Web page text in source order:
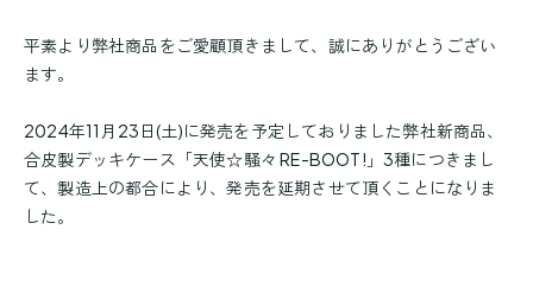
平素より弊社商品をご愛顧頂きまして、誠にありがとうござい
ます。
2024年11月23日(土)に発売を予定しておりました弊社新商品、
合皮製デッキケース「天使☆騒々 RE-BOOT!」3種につきまし
て、製造上の都合により、発売を延期させて頂くことになりま
した。